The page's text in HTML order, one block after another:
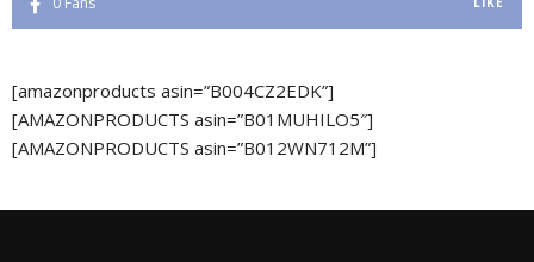
[amazonproducts asin=”B004CZ2EDK”]
[AMAZONPRODUCTS asin=”B01MUHILO5″]
[AMAZONPRODUCTS asin=”B012WN712M”]